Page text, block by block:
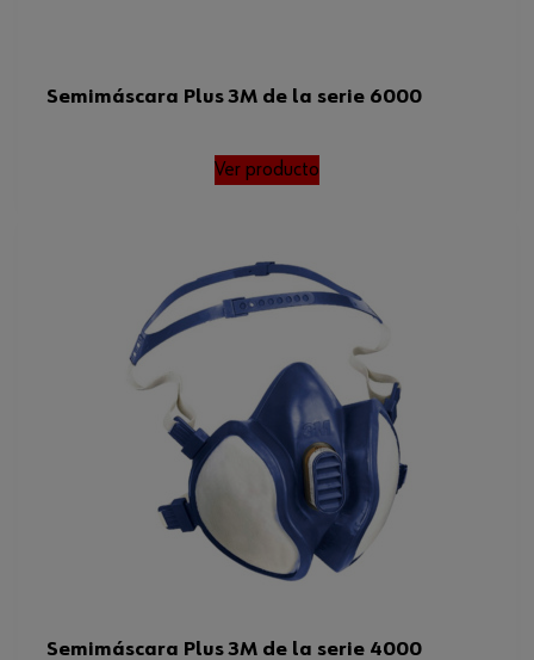
Semimáscara Plus 3M de la serie 6000
Ver producto
Semimáscara Plus 3M de la serie 4000